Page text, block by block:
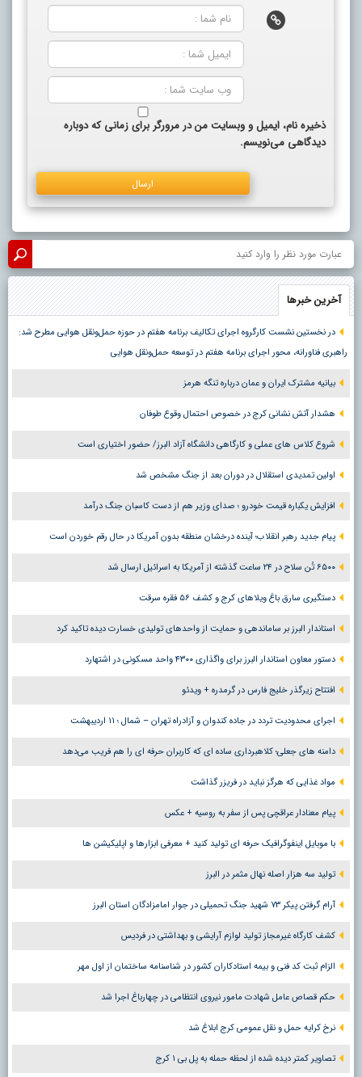
ذخیره نام، ایمیل و وبسایت من در مرورگر برای زمانی که دوباره
دیدگاهی می‌نویسم.
آخرین خبرها
در نخستین نشست کارگروه اجرای تکالیف برنامه هفتم در حوزه حمل‌ونقل هوایی مطرح شد:
راهبری فناورانه، محور اجرای برنامه هفتم در توسعه حمل‌ونقل هوایی
بیانیه مشترک ایران و عمان درباره تنگه هرمز
هشدار آتش نشانی کرج در خصوص احتمال وقوع طوفان
شروع کلاس های عملی و کارگاهی دانشگاه آزاد البرز/ حضور اختیاری است
اولین تمدیدی استقلال در دوران بعد از جنگ مشخص شد
افزایش یکباره قیمت خودرو ؛ صدای وزیر هم از دست کاسبان جنگ درآمد
پیام جدید رهبر انقلاب؛ آینده درخشان منطقه بدون آمریکا در حال رقم خوردن است
۶۵۰۰ تُن سلاح در ۲۴ ساعت گذشته از آمریکا به اسرائیل ارسال شد
دستگیری سارق باغ ویلاهای کرج و کشف ۵۶ فقره سرقت
استاندار البرز بر ساماندهی و حمایت از واحدهای تولیدی خسارت دیده تاکید کرد
دستور معاون استاندار البرز برای واگذاری ۴۳۰۰ واحد مسکونی در اشتهارد
افتتاح زیرگذر خلیج فارس در گرمدره + ویدئو
اجرای محدودیت تردد در جاده کندوان و آزادراه تهران – شمال ؛ ١١ اردیبهشت
دامنه های جعلی؛ کلاهبرداری ساده ای که کاربران حرفه ای را هم فریب می‌دهد
مواد غذایی که هرگز نباید در فریزر گذاشت
پیام معنادار عراقچی پس از سفر به روسیه + عکس
با موبایل اینفوگرافیک حرفه ای تولید کنید + معرفی ابزارها و اپلیکیشن ها
تولید سه هزار اصله نهال مثمر در البرز
آرام گرفتن پیکر ۷۳ شهید جنگ تحمیلی در جوار امامزادگان استان البرز
کشف کارگاه غیرمجاز تولید لوازم آرایشی و بهداشتی در فردیس
الزام ثبت کد فنی و بیمه استادکاران کشور در شناسنامه ساختمان از اول مهر
حکم قصاص عامل شهادت مامور نیروی انتظامی در چهارباغ اجرا شد
نرخ کرایه حمل و نقل عمومی کرج ابلاغ شد
تصاویر کمتر دیده شده از لحظه حمله به پل بی ۱ کرج